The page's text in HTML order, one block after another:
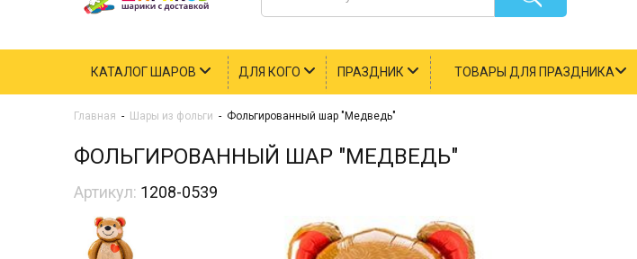
КАТАЛОГ ШАРОВ ДЛЯ КОГО ПРАЗДНИК ТОВАРЫ ДЛЯ ПРАЗДНИКА
Главная - Шары из фольги - Фольгированный шар "Медведь"
ФОЛЬГИРОВАННЫЙ ШАР "МЕДВЕДЬ"
Артикул: 1208-0539